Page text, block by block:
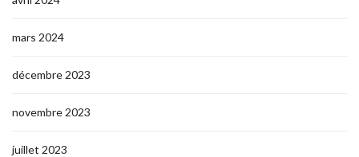
mars 2024
décembre 2023
novembre 2023
juillet 2023